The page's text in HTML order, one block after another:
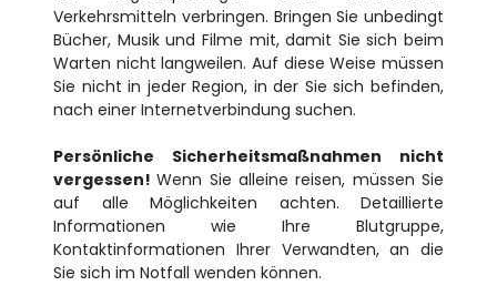
Verkehrsmitteln verbringen. Bringen Sie unbedingt
Bücher, Musik und Filme mit, damit Sie sich beim
Warten nicht langweilen. Auf diese Weise müssen
Sie nicht in jeder Region, in der Sie sich befinden,
nach einer Internetverbindung suchen.
Persönliche Sicherheitsmaßnahmen nicht
vergessen!Wenn Sie alleine reisen, müssen Sie
auf alle Möglichkeiten achten. Detaillierte
Informationen wie Ihre Blutgruppe,
Kontaktinformationen Ihrer Verwandten, an die
Sie sich im Notfall wenden können.